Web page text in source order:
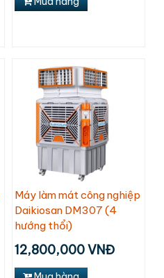
Máy làm mát công nghiệp
Daikiosan DM307 (4
hướng thổi)
12,800,000 VNĐ